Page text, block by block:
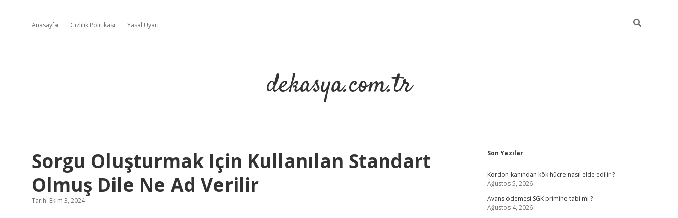
Anasayfa Gizlilik Politikası Yasal Uyarı
dekasya.com.tr
Sorgu Oluşturmak Için Kullanılan Standart
Olmuş Dile Ne Ad Verilir
Tarih: Ekim 3, 2024
Sidebar
Son Yazılar
Kordon kanından kök hücre nasıl elde edilir ?
Ağustos 5, 2026
Avans ödemesi SGK primine tabi mi ?
Ağustos 4, 2026
betexper girişilbet giriş yap